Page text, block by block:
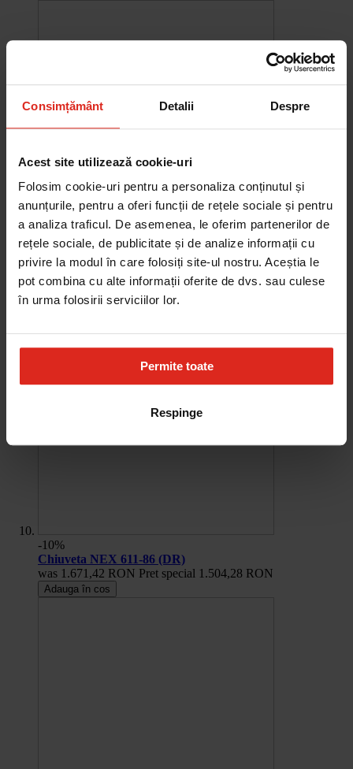
Consimțământ Detalii Despre
Acest site utilizează cookie-uri
Folosim cookie-uri pentru a personaliza conținutul și
anunțurile, pentru a oferi funcții de rețele sociale și pentru
a analiza traficul. De asemenea, le oferim partenerilor de
rețele sociale, de publicitate și de analize informații cu
privire la modul în care folosiți site-ul nostru. Aceștia le
pot combina cu alte informații oferite de dvs. sau culese
în urma folosirii serviciilor lor.
Permite toate
Respinge
-10%
Chiuveta Maris MRG 610-60
2.576,33 RON Pret special 2.318,70 RON
-10%
Chiuveta NEX 611-86 (DR)
was 1.671,42 RON Pret special 1.504,28 RON
Adauga în cos